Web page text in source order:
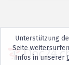
Unterstützung
Seite
Infos in unserer